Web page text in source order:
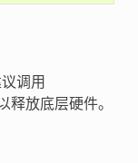
调用
释放底层硬件。